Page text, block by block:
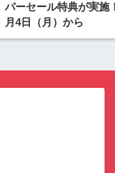
パーセール特典が実施
月4日（月）から